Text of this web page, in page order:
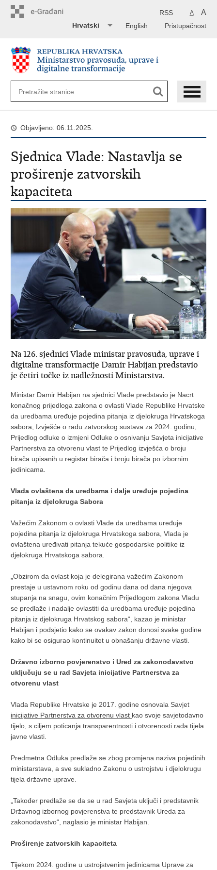
A A
RSS
Pristupačnost
English
Hrvatski
Objavljeno: 06.11.2025.
Sjednica Vlade: Nastavlja se
proširenje zatvorskih
kapaciteta
Na 126. sjednici Vlade ministar pravosuđa, uprave i
digitalne transformacije Damir Habijan predstavio
je četiri točke iz nadležnosti Ministarstva.
Ministar Damir Habijan na sjednici Vlade predstavio je Nacrt
konačnog prijedloga zakona o ovlasti Vlade Republike Hrvatske
da uredbama uređuje pojedina pitanja iz djelokruga Hrvatskoga
sabora, Izvješće o radu zatvorskog sustava za 2024. godinu,
Prijedlog odluke o izmjeni Odluke o osnivanju Savjeta inicijative
Partnerstva za otvorenu vlast te Prijedlog izvješća o broju
birača upisanih u registar birača i broju birača po izbornim
jedinicama.
Vlada ovlaštena da uredbama i dalje uređuje pojedina
pitanja iz djelokruga Sabora
Važećim Zakonom o ovlasti Vlade da uredbama uređuje
pojedina pitanja iz djelokruga Hrvatskoga sabora, Vlada je
ovlaštena uređivati pitanja tekuće gospodarske politike iz
djelokruga Hrvatskoga sabora.
„Obzirom da ovlast koja je delegirana važećim Zakonom
prestaje u ustavnom roku od godinu dana od dana njegova
stupanja na snagu, ovim konačnim Prijedlogom zakona Vladu
se predlaže i nadalje ovlastiti da uredbama uređuje pojedina
pitanja iz djelokruga Hrvatskog sabora“, kazao je ministar
Habijan i podsjetio kako se ovakav zakon donosi svake godine
kako bi se osigurao kontinuitet u obnašanju državne vlasti.
Državno izborno povjerenstvo i Ured za zakonodavstvo
uključuju se u rad Savjeta inicijative Partnerstva za
otvorenu vlast
Vlada Republike Hrvatske je 2017. godine osnovala Savjet
inicijative Partnerstva za otvorenu vlast kao svoje savjetodavno
tijelo, s ciljem poticanja transparentnosti i otvorenosti rada tijela
javne vlasti.
Predmetna Odluka predlaže se zbog promjena naziva pojedinih
ministarstava, a sve sukladno Zakonu o ustrojstvu i djelokrugu
tijela državne uprave.
„Također predlaže se da se u rad Savjeta uključi i predstavnik
Državnog izbornog povjerenstva te predstavnik Ureda za
zakonodavstvo“, naglasio je ministar Habijan.
Proširenje zatvorskih kapaciteta
Tijekom 2024. godine u ustrojstvenim jedinicama Uprave za